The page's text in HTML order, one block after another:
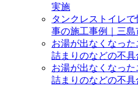
実施
タンクレストイレ
事の施工事例｜三島
お湯が出なくなっ
詰まりのなどの不具
お湯が出なくなっ
詰まりのなどの不具